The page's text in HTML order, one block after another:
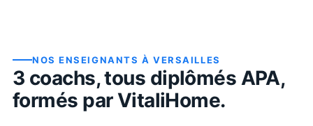
NOS ENSEIGNANTS ÀVERSAILLES
3 coachs, tous diplômés APA,
formés par VitaliHome.